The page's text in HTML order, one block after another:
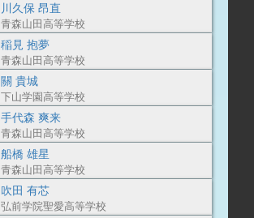
川久保 昂直
青森山田高等学校
稲見 抱夢
青森山田高等学校
關 貴城
下山学園高等学校
手代森 爽来
青森山田高等学校
船橋 雄星
青森山田高等学校
吹田 有芯
弘前学院聖愛高等学校